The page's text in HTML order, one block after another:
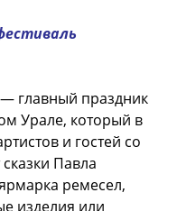
главный праздник
Урале, который в
и гостей со
Павла
ремесел,
изделия или